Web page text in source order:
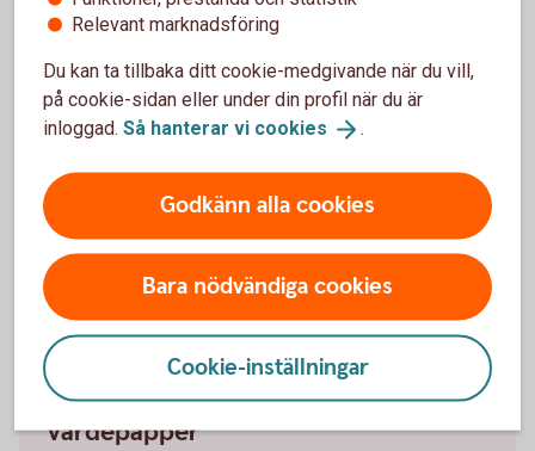
Detta är kostnader och avgifter som kan tas ut för
olika tjänster. Exempel på tjänstekostnader är
rådgivning.
Kostnader för fonder och andra
värdepapper
Relevant marknadsföring
Du kan ta tillbaka ditt cookie-medgivande när du vill,
på cookie-sidan eller under din profil när du är
inloggad. Så hanterar vi cookies .
Godkänn alla cookies
Bara nödvändiga cookies
Cookie-inställningar